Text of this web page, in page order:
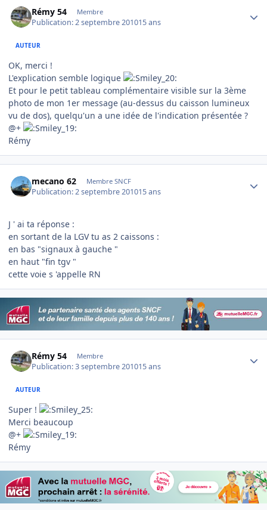
Rémy 54 Membre
Publication:2 septembre 201015 ans
AUTEUR
OK, merci !
L'explication semble logique
Et pour le petit tableau complémentaire visible sur la 3ème
photo de mon 1er message (au-dessus du caisson lumineux
vu de dos), quelqu'un a une idée de l'indication présentée ?
@+
Rémy
mecano 62 Membre SNCF
Publication:2 septembre 201015 ans
J ' ai ta réponse :
en sortant de la LGV tu as 2 caissons :
en bas "signaux à gauche "
en haut "fin tgv "
cette voie s 'appelle RN
Rémy 54 Membre
Publication:3 septembre 201015 ans
AUTEUR
Super !
Merci beaucoup
@+
Rémy